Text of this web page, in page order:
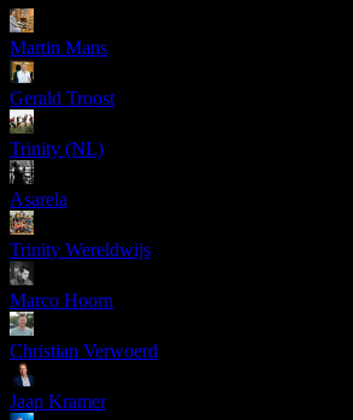
Martin Mans
Gerald Troost
Trinity (NL)
Asarela
Trinity Wereldwijs
Marco Hoorn
Christian Verwoerd
Jaap Kramer